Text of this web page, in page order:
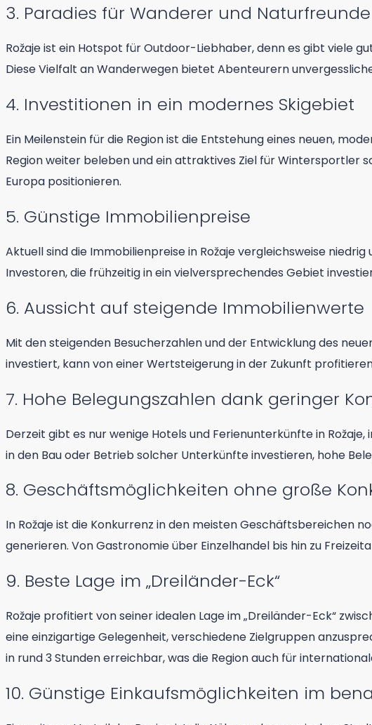
3. Paradies für Wanderer und Naturfreunde
Rožaje ist ein Hotspot für Outdoor-Liebhaber, denn es gibt viele
Diese Vielfalt an Wanderwegen bietet Abenteurern
4. Investitionen in ein modernes Skigebiet
Ein Meilenstein für die Region ist die Entstehung eines neuen,
Region weiter beleben und ein attraktives Ziel für Wintersportler
Europa positionieren.
5. Günstige Immobilienpreise
Aktuell sind die Immobilienpreise in Rožaje vergleichsweise
Investoren, die frühzeitig in ein vielversprechendes Gebiet
6. Aussicht auf steigende Immobilienwerte
Mit den steigenden Besucherzahlen und der Entwicklung des
investiert, kann von einer Wertsteigerung in der Zukunft
7. Hohe Belegungszahlen dank geringer
Derzeit gibt es nur wenige Hotels und Ferienunterkünfte in
in den Bau oder Betrieb solcher Unterkünfte investieren, hohe
8. Geschäftsmöglichkeiten ohne große
In Rožaje ist die Konkurrenz in den meisten Geschäftsbereichen
generieren. Von Gastronomie über Einzelhandel bis hin zu
9. Beste Lage im „Dreiländer-Eck“
Rožaje profitiert von seiner idealen Lage im „Dreiländer-Eck“
eine einzigartige Gelegenheit, verschiedene Zielgruppen
in rund 3 Stunden erreichbar, was die Region auch für
10. Günstige Einkaufsmöglichkeiten im